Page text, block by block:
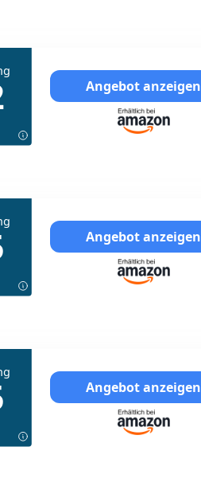
Angebot anzeigen
Angebot anzeigen
Angebot anzeigen